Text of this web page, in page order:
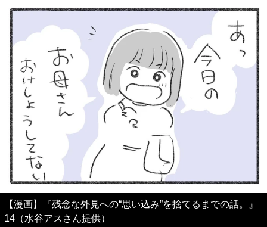
【漫画】『残念な外見への“思い込み”を捨てるまでの話。』
14（水谷アスさん提供）